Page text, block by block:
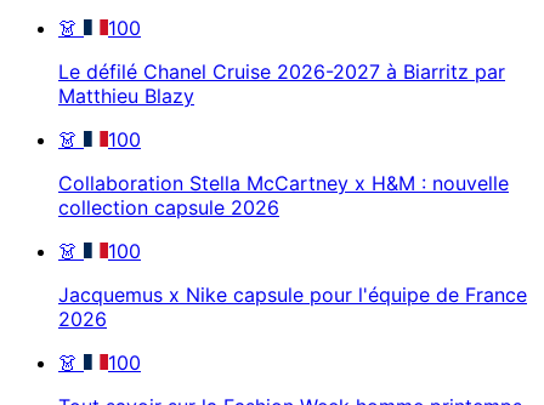
👗
100
Le défilé Chanel Cruise 2026-2027 à Biarritz par
Matthieu Blazy
👗
100
Collaboration Stella McCartney x H&M : nouvelle
collection capsule 2026
👗
100
Jacquemus x Nike capsule pour l'équipe de France
2026
👗
100